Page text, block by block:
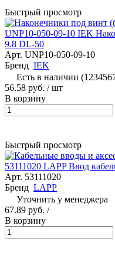
Быстрый просмотр
UNP10-050-09-10 IEK
9.8 DL-50
Арт. UNP10-050-09-10
Бренд IEK
Есть в наличии
56.58 руб. / шт
В корзину
Быстрый просмотр
53111020 LAPP Ввод
Арт. 53111020
Бренд LAPP
Уточнить у менеджера
67.89 руб. /
В корзину